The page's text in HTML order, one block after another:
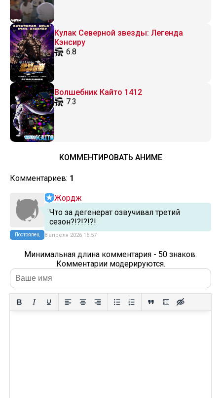
Кулак Северной звезды: Легенда
Кэнсиру
6.8
Волшебник Кайто 1412
7.3
КОММЕНТИРОВАТЬ АНИМЕ
Комментариев: 1
Постоялец
Жордж
Что за дегенерат озвучивал третий
сезон?!?!?!?!
8 апреля 2026 16:57
Минимальная длина комментария - 50 знаков.
Комментарии модерируются.